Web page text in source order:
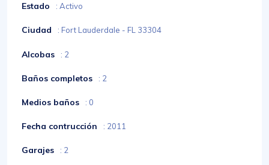
Estado : Activo
Ciudad : Fort Lauderdale - FL 33304
Alcobas : 2
Baños completos : 2
Medios baños : 0
Fecha contrucción : 2011
Garajes : 2